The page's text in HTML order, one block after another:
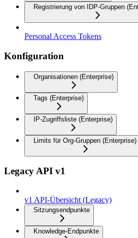
Registrierung von IDP-Gruppen
Personal Access Tokens
Konfiguration
Organisationen (Enterprise)
Tags (Enterprise)
IP-Zugriffsliste (Enterprise)
Limits für Org-Gruppen (Enterprise)
Legacy API v1
v1 API-Übersicht (Legacy)
Sitzungsendpunkte
Knowledge-Endpunkte